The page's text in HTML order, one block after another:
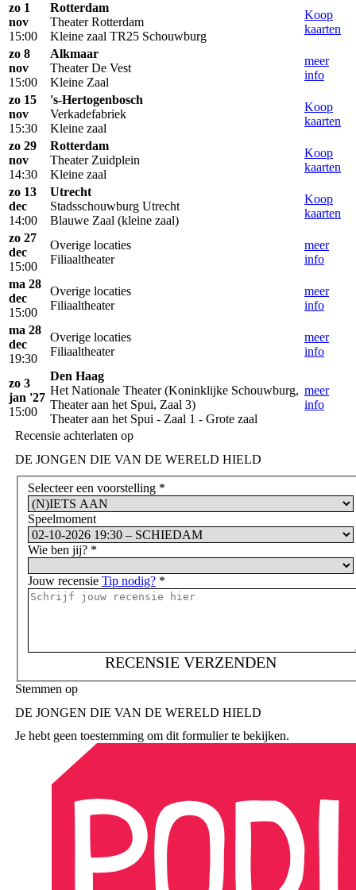
zo 1
nov
15:00
Rotterdam
Theater Rotterdam
Kleine zaal TR25 Schouwburg
Koop
kaarten
zo 8
nov
15:00
Alkmaar
Theater De Vest
Kleine Zaal
meer
info
zo 15
nov
15:30
's-Hertogenbosch
Verkadefabriek
Kleine zaal
Koop
kaarten
zo 29
nov
14:30
Rotterdam
Theater Zuidplein
Kleine zaal
Koop
kaarten
zo 13
dec
14:00
Utrecht
Stadsschouwburg Utrecht
Blauwe Zaal (kleine zaal)
Koop
kaarten
zo 27
dec
15:00
Overige locaties
Filiaaltheater
meer
info
ma 28
dec
15:00
Overige locaties
Filiaaltheater
meer
info
ma 28
dec
19:30
Overige locaties
Filiaaltheater
meer
info
zo 3
jan '27
15:00
Den Haag
Het Nationale Theater (Koninklijke Schouwburg,
Theater aan het Spui, Zaal 3)
Theater aan het Spui - Zaal 1 - Grote zaal
meer
info
Recensie achterlaten op
DE JONGEN DIE VAN DE WERELD HIELD
Selecteer een voorstelling *
Speelmoment
Wie ben jij? *
Jouw recensie Tip nodig? *
RECENSIE VERZENDEN
Stemmen op
DE JONGEN DIE VAN DE WERELD HIELD
Je hebt geen toestemming om dit formulier te bekijken.